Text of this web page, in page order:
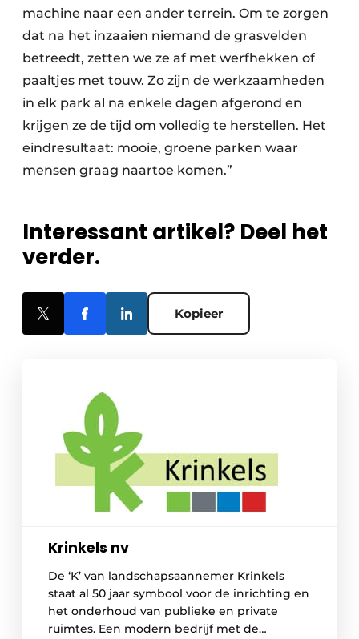
machine naar een ander terrein. Om te zorgen
dat na het inzaaien niemand de grasvelden
betreedt, zetten we ze af met werfhekken of
paaltjes met touw. Zo zijn de werkzaamheden
in elk park al na enkele dagen afgerond en
krijgen ze de tijd om volledig te herstellen. Het
eindresultaat: mooie, groene parken waar
mensen graag naartoe komen.”
Interessant artikel? Deel het
verder.
Kopieer
Krinkels nv
De ‘K’​ van landschapsaannemer Krinkels
staat al 50 jaar symbool voor de inrichting en
het onderhoud van publieke en private
ruimtes. Een modern bedrijf met de